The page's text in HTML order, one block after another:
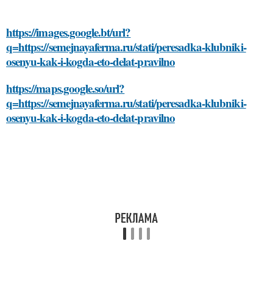
https://images.google.bt/url?
q=https://semejnayaferma.ru/stati/peresadka-klubniki-
osenyu-kak-i-kogda-eto-delat-pravilno
https://maps.google.so/url?
q=https://semejnayaferma.ru/stati/peresadka-klubniki-
osenyu-kak-i-kogda-eto-delat-pravilno